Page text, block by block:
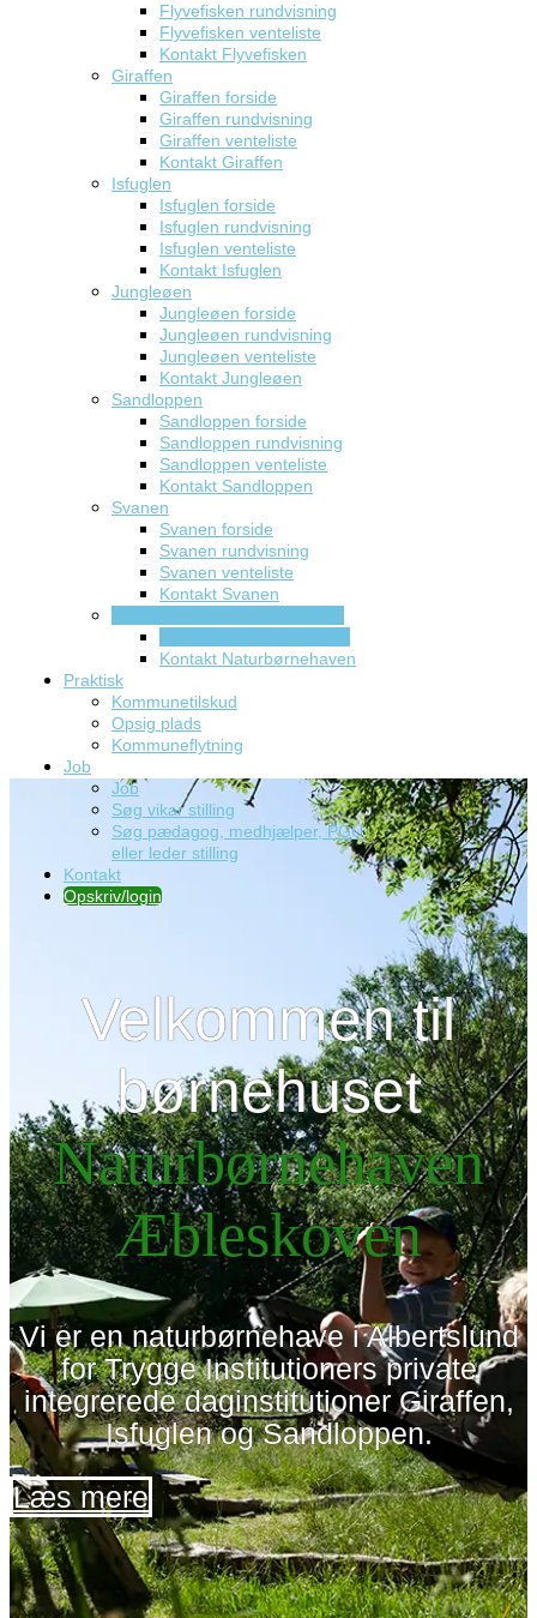
Flyvefisken rundvisning
Flyvefisken venteliste
Kontakt Flyvefisken
Giraffen
Giraffen forside
Giraffen rundvisning
Giraffen venteliste
Kontakt Giraffen
Isfuglen
Isfuglen forside
Isfuglen rundvisning
Isfuglen venteliste
Kontakt Isfuglen
Jungleøen
Jungleøen forside
Jungleøen rundvisning
Jungleøen venteliste
Kontakt Jungleøen
Sandloppen
Sandloppen forside
Sandloppen rundvisning
Sandloppen venteliste
Kontakt Sandloppen
Svanen
Svanen forside
Svanen rundvisning
Svanen venteliste
Kontakt Svanen
Kontakt Naturbørnehaven
Praktisk
Kommunetilskud
Opsig plads
Kommuneflytning
Job
Job
Søg vikar stilling
Søg pædagog, medhjælper, PGU
eller leder stilling
Kontakt
Opskriv/login
Velkommen til
børnehuset
Naturbørnehaven
Æbleskoven
Vi er en naturbørnehave i Albertslund
for Trygge Institutioners private
integrerede daginstitutioner Giraffen,
Isfuglen og Sandloppen.
Læs mere